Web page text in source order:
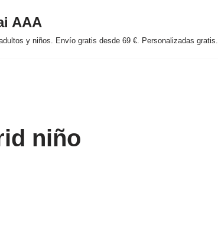
AAA
y niños. Envío gratis desde 69 €. Personalizadas gratis.
niño